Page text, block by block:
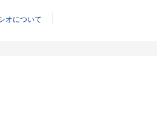
オについて